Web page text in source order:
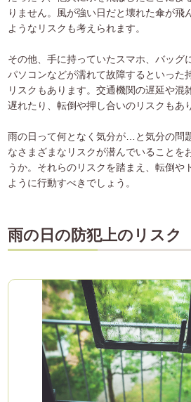
りません。風が強い日だと壊れた傘が飛
ようなリスクも考えられます。
その他、手に持っていたスマホ、バッグ
パソコンなどが濡れて故障するといった
リスクもあります。交通機関の遅延や混
遅れたり、転倒や押し合いのリスクもあ
雨の日って何となく気分が…と気分の問
なさまざまなリスクが潜んでいることを
うか。それらのリスクを踏まえ、転倒や
ように行動すべきでしょう。
雨の日の防犯上のリスク